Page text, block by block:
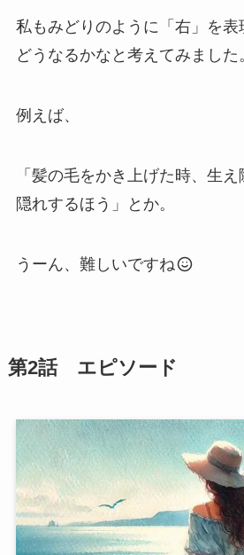
私もみどりのように「右」を表
どうなるかなと考えてみました
例えば、
「髪の毛をかき上げた時、生
隠れするほう」とか。
うーん、難しいですね
第2話 エピソード